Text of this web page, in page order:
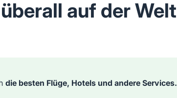
überall auf der Welt
die besten Flüge, Hotels und andere Services.